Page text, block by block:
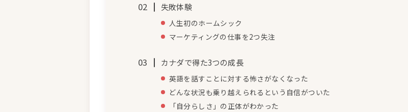
失敗体験
人生初のホームシック
マーケティングの仕事を2つ失注
カナダで得た3つの成長
英語を話すことに対する怖さがなくなった
どんな状況も乗り越えられるという自信がついた
「自分らしさ」の正体がわかった